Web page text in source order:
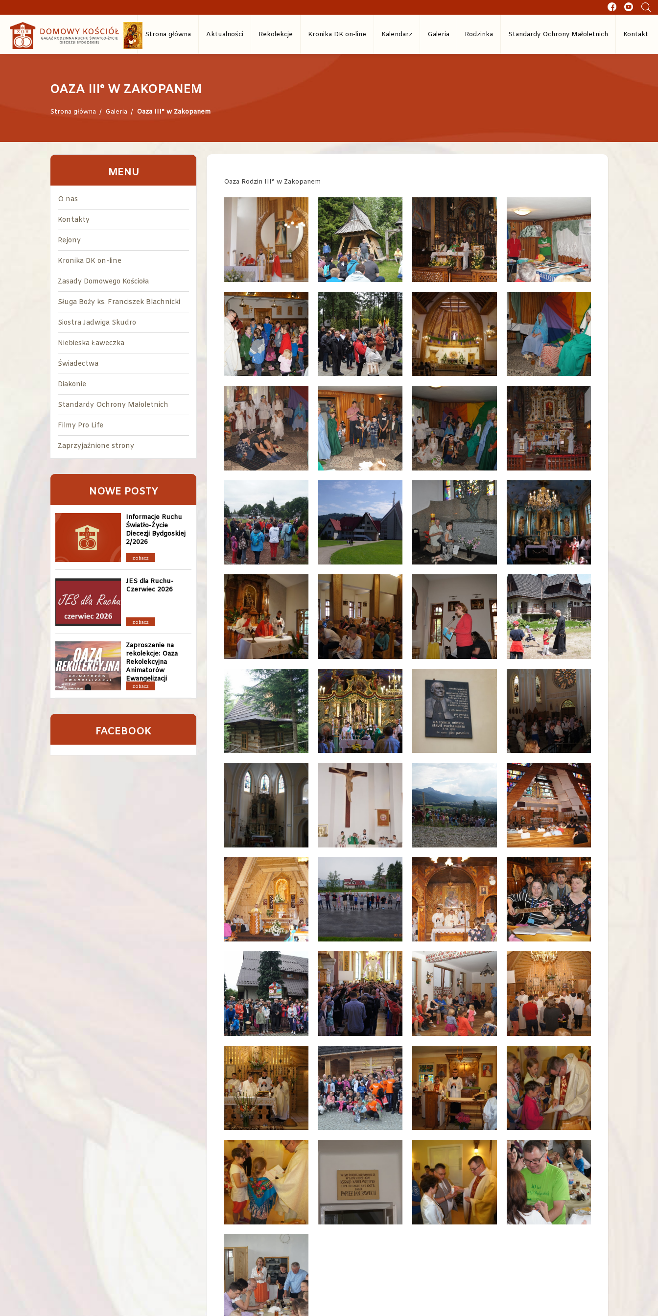
Strona główna Aktualności Rekolekcje Kronika DK on-line Kalendarz Galeria Rodzinka Standardy Ochrony Małoletnich Kontakt
OAZA III° W ZAKOPANEM
Strona główna / Galeria / Oaza III° w Zakopanem
Oaza Rodzin III° w Zakopanem
MENU
O nas
Kontakty
Rejony
Kronika DK on-line
Zasady Domowego Kościoła
Sługa Boży ks. Franciszek Blachnicki
Siostra Jadwiga Skudro
Niebieska Ławeczka
Świadectwa
Diakonie
Standardy Ochrony Małoletnich
Filmy Pro Life
Zaprzyjaźnione strony
NOWE POSTY
Informacje Ruchu
Światło-Życie
Diecezji Bydgoskiej
2/2026
zobacz
JES dla Ruchu-
Czerwiec 2026
zobacz
Zaproszenie na
rekolekcje: Oaza
Rekolekcyjna
Animatorów
Ewangelizacji
zobacz
FACEBOOK